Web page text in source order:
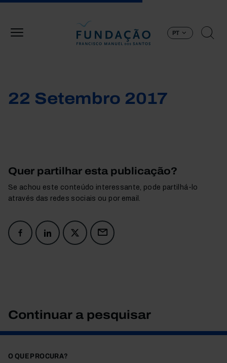
PT
22 Setembro 2017
Quer partilhar esta publicação?
Se achou este conteúdo interessante, pode partilhá-lo
através das redes sociais ou por email.
Continuar a pesquisar
O QUE PROCURA?